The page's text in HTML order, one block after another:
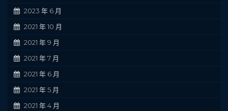
2023 年 6 月
2021 年 10 月
2021 年 9 月
2021 年 7 月
2021 年 6 月
2021 年 5 月
2021 年 4 月